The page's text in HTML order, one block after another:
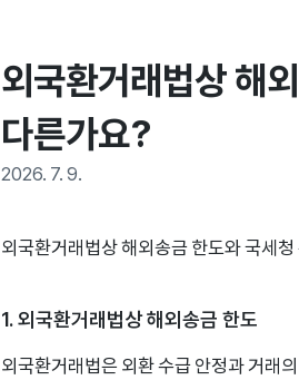
외국환거래법상 해
다른가요?
2026. 7. 9.
외국환거래법상 해외송금 한도와 국세
1. 외국환거래법상 해외송금 한도
외국환거래법은 외환 수급 안정과 거래